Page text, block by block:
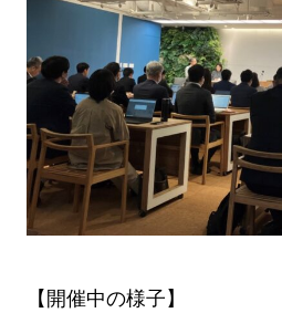
【開催中の様子】